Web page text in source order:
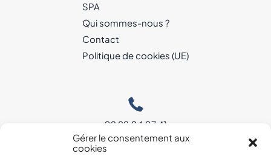
Gérer le consentement aux
cookies
SPA
Qui sommes-nous ?
Contact
Politique de cookies (UE)
02 99 04 07 41